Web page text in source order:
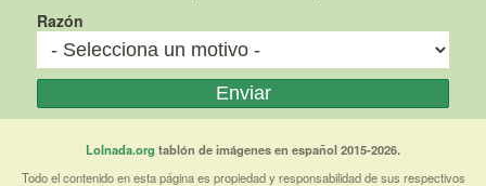
Razón
Lolnada.org tablón de imágenes en español 2015-2026.
Todo el contenido en esta página es propiedad y responsabilidad de sus respectivos